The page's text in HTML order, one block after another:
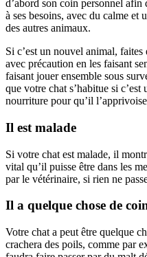
d’abord son coin personnel
à ses besoins, avec du calme et
des autres animaux.
Si c’est un nouvel animal,
avec précaution en les faisant
faisant jouer ensemble sous
que votre chat s’habitue si
nourriture pour qu’il
Il est malade
Si votre chat est malade, il
vital qu’il puisse être dans les
par le vétérinaire, si rien ne
Il a quelque chose de
Votre chat a peut être quelque
crachera des poils, comme par